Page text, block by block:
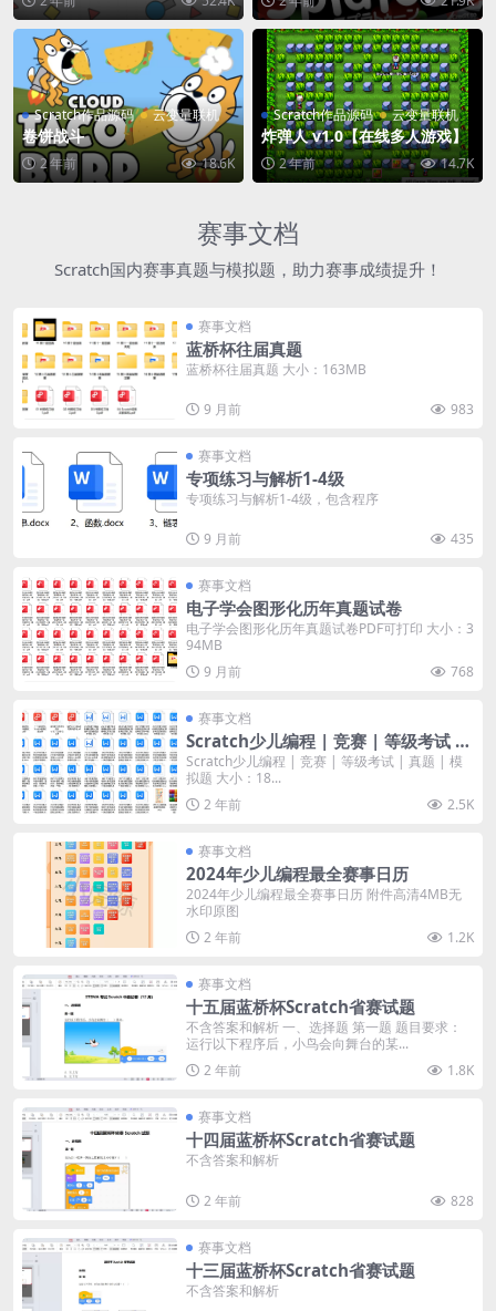
Scratch作品源码 云变量联机
卷饼战斗
2 年前 18.6K
Scratch作品源码 云变量联机
炸弹人 v1.0【在线多人游戏】
2 年前 14.7K
赛事文档
Scratch国内赛事真题与模拟题，助力赛事成绩提升！
赛事文档
蓝桥杯往届真题
蓝桥杯往届真题 大小：163MB
9 月前 983
赛事文档
专项练习与解析1-4级
专项练习与解析1-4级，包含程序
9 月前 435
赛事文档
电子学会图形化历年真题试卷
电子学会图形化历年真题试卷PDF可打印 大小：3
94MB
9 月前
768
赛事文档
Scratch少儿编程 | 竞赛 | 等级考试 |
真题 | 模拟题
Scratch少儿编程 | 竞赛 | 等级考试 | 真题 | 模
拟题 大小：18...
2 年前
2.5K
赛事文档
2024年少儿编程最全赛事日历
2024年少儿编程最全赛事日历 附件高清4MB无
水印原图
2 年前
1.2K
赛事文档
十五届蓝桥杯Scratch省赛试题
不含答案和解析 一、选择题 第一题 题目要求：
运行以下程序后，小鸟会向舞台的某...
2 年前
1.8K
赛事文档
十四届蓝桥杯Scratch省赛试题
不含答案和解析
2 年前 828
赛事文档
十三届蓝桥杯Scratch省赛试题
不含答案和解析